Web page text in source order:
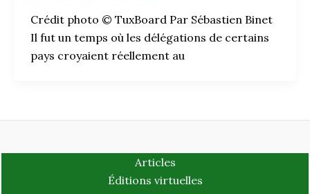
Crédit photo © TuxBoard Par Sébastien Binet
Il fut un temps où les délégations de certains
pays croyaient réellement au
Articles
Éditions virtuelles